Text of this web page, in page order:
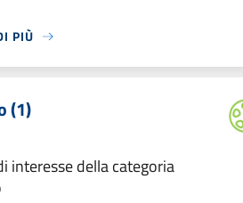
PIÙ
(1)
interesse della categoria